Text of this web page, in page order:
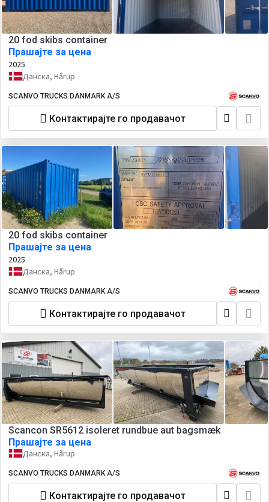
20 fod skibs container
Прашајте за цена
2025
Данска, Hårup
SCANVO TRUCKS DANMARK A/S
Контактирајте го продавачот
20 fod skibs container
Прашајте за цена
2025
Данска, Hårup
SCANVO TRUCKS DANMARK A/S
Контактирајте го продавачот
Scancon SR5612 isoleret rundbue aut bagsmæk
Прашајте за цена
Данска, Hårup
SCANVO TRUCKS DANMARK A/S
Контактирајте го продавачот